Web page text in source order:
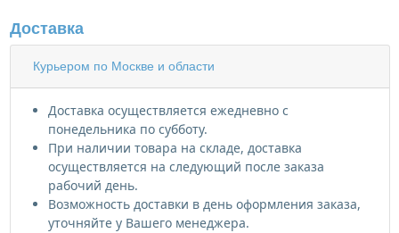
Доставка
Курьером по Москве и области
Доставка осуществляется ежедневно с
понедельника по субботу.
При наличии товара на складе, доставка
осуществляется на следующий после заказа
рабочий день.
Возможность доставки в день оформления заказа,
уточняйте у Вашего менеджера.